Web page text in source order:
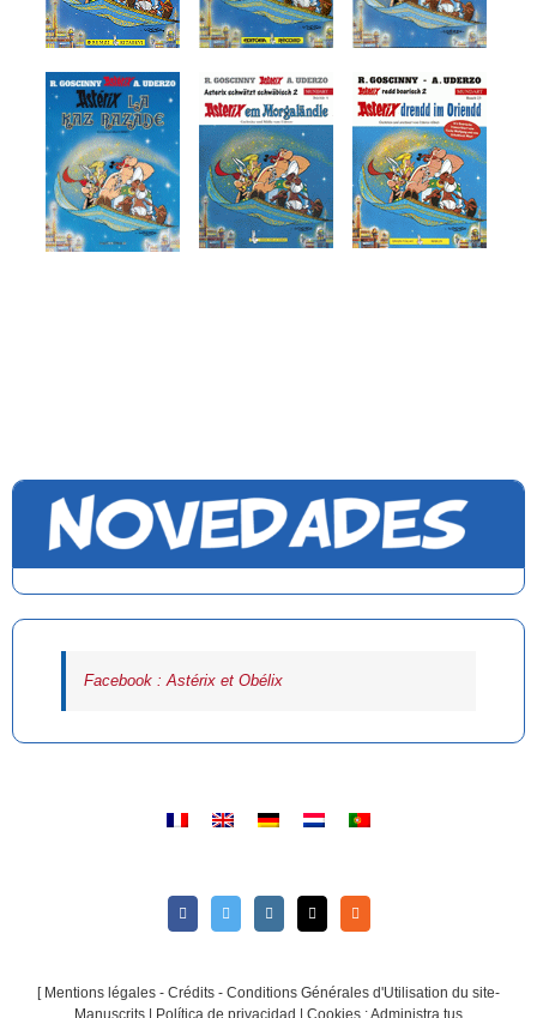
Facebook : Astérix et Obélix
[ Mentions légales - Crédits - Conditions Générales d'Utilisation du site-
Manuscrits
Política de privacidad Cookies : Administra tus